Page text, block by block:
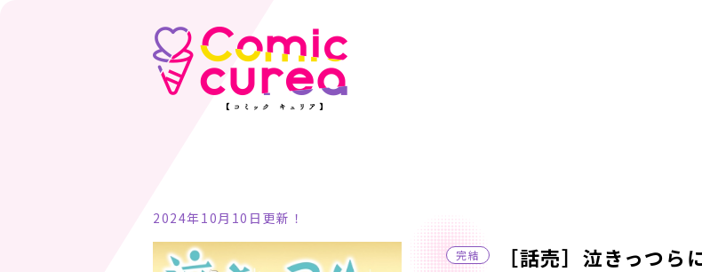
2024年10月10日更新！
完結 ［話売］泣きっつら